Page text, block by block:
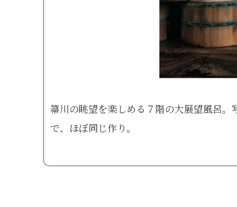
箒川の眺望を楽しめる７階の大展望風呂
で、ほぼ同じ作り。